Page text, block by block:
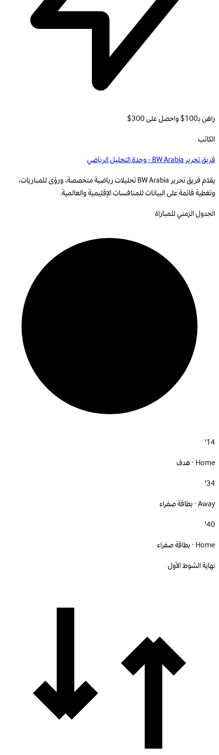
راهن بـ100$ واحصل على 300$
الكاتب
فريق تحرير BW Arabia - وحدة التحليل الرياضي
يقدّم فريق تحرير BW Arabia تحليلات رياضية متخصصة، ورؤى للمباريات،
وتغطية قائمة على البيانات للمنافسات الإقليمية والعالمية.
الجدول الزمني للمباراة
14'
Home · هدف
34'
Away · بطاقة صفراء
40'
Home · بطاقة صفراء
نهاية الشوط الأول